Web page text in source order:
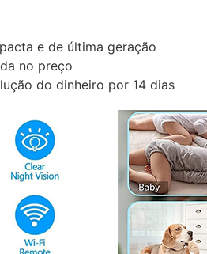
e de última geração
no preço
do dinheiro por 14 dias